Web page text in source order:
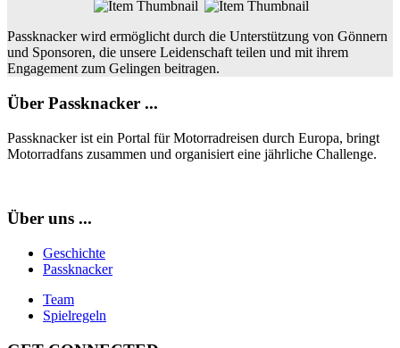
Passknacker wird ermöglicht durch die Unterstützung von Gönnern
und Sponsoren, die unsere Leidenschaft teilen und mit ihrem
Engagement zum Gelingen beitragen.
Über Passknacker ...
Passknacker ist ein Portal für Motorradreisen durch Europa, bringt
Motorradfans zusammen und organisiert eine jährliche Challenge.
Über uns ...
Geschichte
Passknacker
Team
Spielregeln